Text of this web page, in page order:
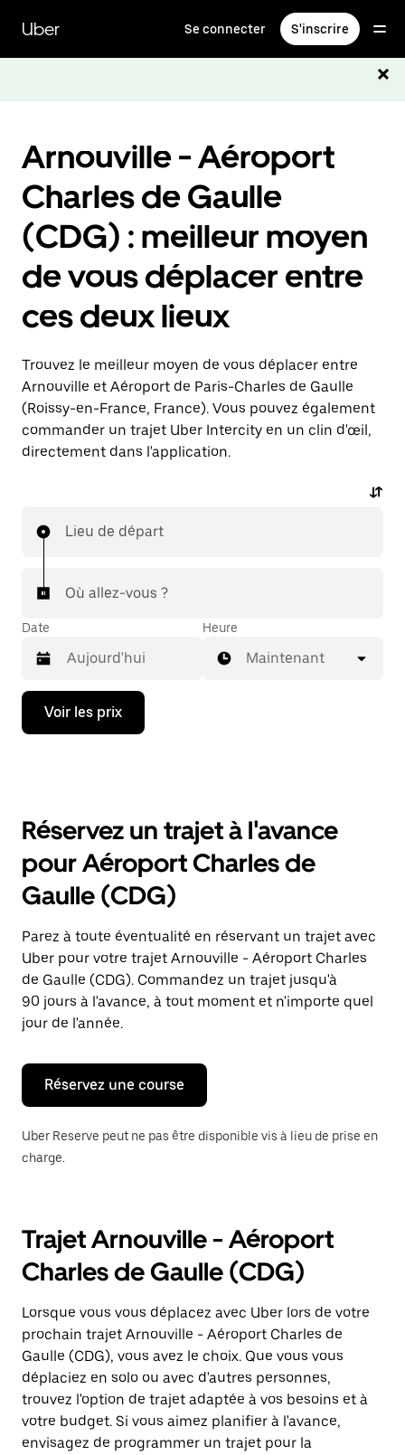
contenu
principal
Uber Se connecter S'inscrire
Arnouville - Aéroport
Charles de Gaulle
(CDG) : meilleur moyen
de vous déplacer entre
ces deux lieux
Trouvez le meilleur moyen de vous déplacer entre
Arnouville et Aéroport de Paris-Charles de Gaulle
(Roissy-en-France, France). Vous pouvez également
commander un trajet Uber Intercity en un clin d'œil,
directement dans l'application.
Lieu de départ
Où allez-vous ?
Date
Appuyez
la
ouvrir
calendrier
et
sélectionner
date.
Appuyez
sur
la
touche
Échap
pour
le
calendrier.
Heure
Maintenant
Voir les prix
Réservez un trajet à l'avance
pour Aéroport Charles de
Gaulle (CDG)
Parez à toute éventualité en réservant un trajet avec
Uber pour votre trajet Arnouville - Aéroport Charles
de Gaulle (CDG). Commandez un trajet jusqu'à
90 jours à l'avance, à tout moment et n'importe quel
jour de l'année.
Réservez une course
Uber Reserve peut ne pas être disponible vis à lieu de prise en
charge.
Trajet Arnouville - Aéroport
Charles de Gaulle (CDG)
Lorsque vous vous déplacez avec Uber lors de votre
prochain trajet Arnouville - Aéroport Charles de
Gaulle (CDG), vous avez le choix. Que vous vous
déplaciez en solo ou avec d'autres personnes,
trouvez l'option de trajet adaptée à vos besoins et à
votre budget. Si vous aimez planifier à l'avance,
envisagez de programmer un trajet pour la